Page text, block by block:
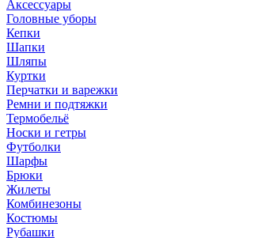
Аксессуары
Головные уборы
Кепки
Шапки
Шляпы
Куртки
Перчатки и варежки
Ремни и подтяжки
Термобельё
Носки и гетры
Футболки
Шарфы
Брюки
Жилеты
Комбинезоны
Костюмы
Рубашки